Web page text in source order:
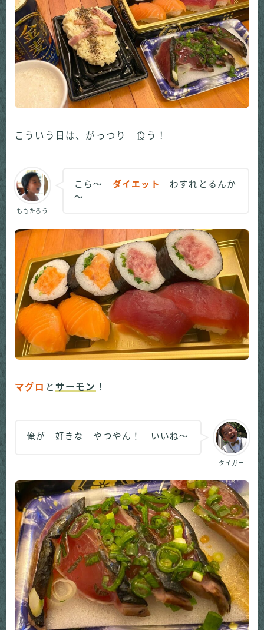
こういう日は、がっつり 食う！
ももたろう
こら～ ダイエット
わすれとるんか
～
マグロ と サーモン ！
タイガー
俺が 好きな やつやん！ いいね～